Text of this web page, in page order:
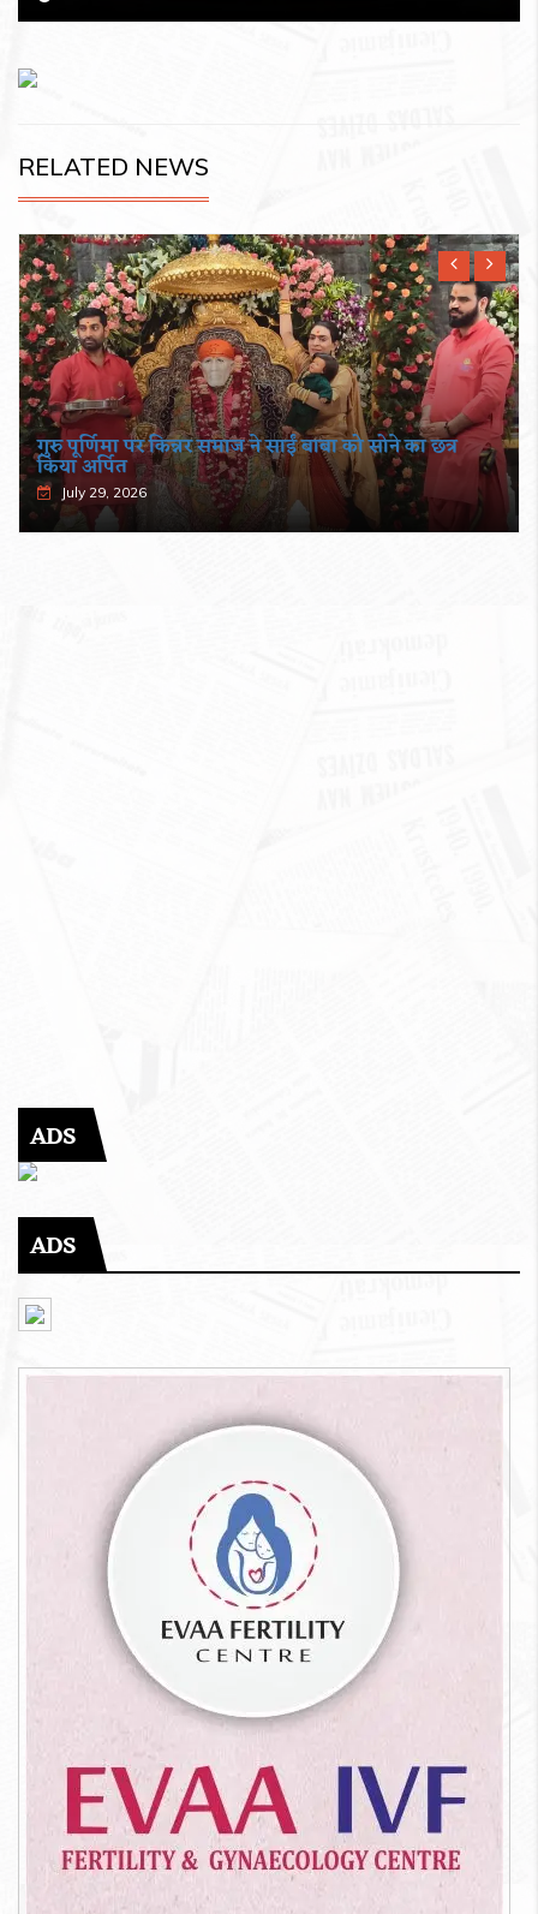
RELATED NEWS
गुरु पूर्णिमा पर किन्नर समाज ने साईं बाबा को सोने का छत्र
किया अर्पित
July 29, 2026
ADS
ADS